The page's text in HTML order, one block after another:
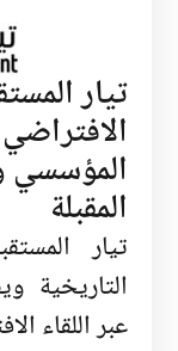
تيار
المؤسسي
المقبلة
تيار
التاريخية
عبر اللقاء